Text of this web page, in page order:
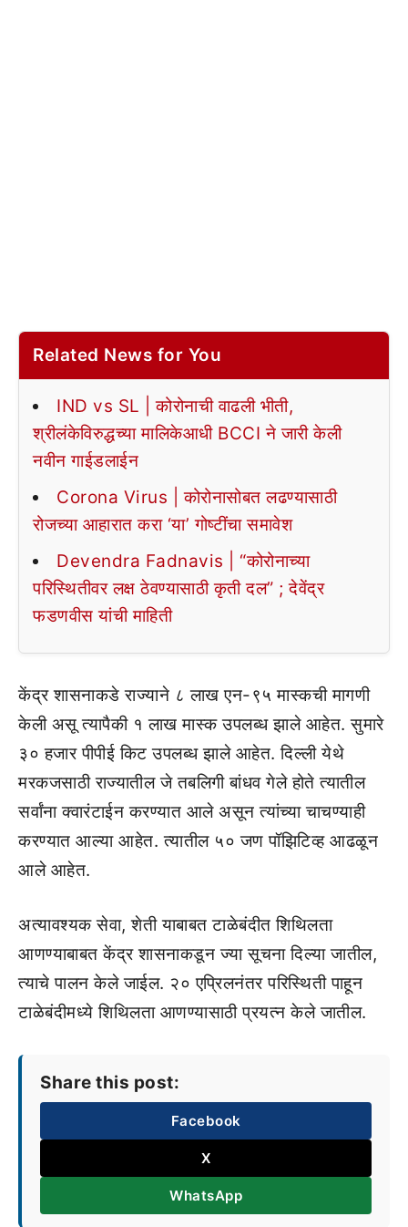
Related News for You
IND vs SL | कोरोनाची वाढली भीती,
श्रीलंकेविरुद्धच्या मालिकेआधी BCCI ने जारी केली
नवीन गाईडलाईन
Corona Virus | कोरोनासोबत लढण्यासाठी
रोजच्या आहारात करा ‘या’ गोष्टींचा समावेश
Devendra Fadnavis | “कोरोनाच्या
परिस्थितीवर लक्ष ठेवण्यासाठी कृती दल” ; देवेंद्र
फडणवीस यांची माहिती
केंद्र शासनाकडे राज्याने ८ लाख एन-९५ मास्कची मागणी
केली असू त्यापैकी १ लाख मास्क उपलब्ध झाले आहेत. सुमारे
३० हजार पीपीई किट उपलब्ध झाले आहेत. दिल्ली येथे
मरकजसाठी राज्यातील जे तबलिगी बांधव गेले होते त्यातील
सर्वांना क्वारंटाईन करण्यात आले असून त्यांच्या चाचण्याही
करण्यात आल्या आहेत. त्यातील ५० जण पॉझिटिव्ह आढळून
आले आहेत.
अत्यावश्यक सेवा, शेती याबाबत टाळेबंदीत शिथिलता
आणण्याबाबत केंद्र शासनाकडून ज्या सूचना दिल्या जातील,
त्याचे पालन केले जाईल. २० एप्रिलनंतर परिस्थिती पाहून
टाळेबंदीमध्ये शिथिलता आणण्यासाठी प्रयत्न केले जातील.
Share this post:
Facebook
X
WhatsApp